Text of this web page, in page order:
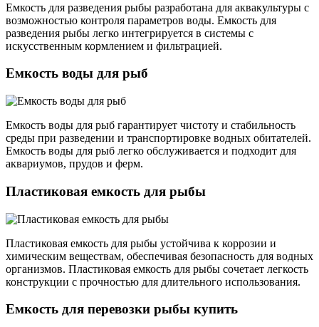
Емкость для разведения рыбы разработана для аквакультуры с
возможностью контроля параметров воды. Емкость для
разведения рыбы легко интегрируется в системы с
искусственным кормлением и фильтрацией.
Емкость воды для рыб
Емкость воды для рыб гарантирует чистоту и стабильность
среды при разведении и транспортировке водных обитателей.
Емкость воды для рыб легко обслуживается и подходит для
аквариумов, прудов и ферм.
Пластиковая емкость для рыбы
Пластиковая емкость для рыбы устойчива к коррозии и
химическим веществам, обеспечивая безопасность для водных
организмов. Пластиковая емкость для рыбы сочетает легкость
конструкции с прочностью для длительного использования.
Емкость для перевозки рыбы купить